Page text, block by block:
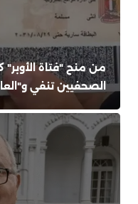
من منح "فتاة الأوبر"
الصحفيين تنفي